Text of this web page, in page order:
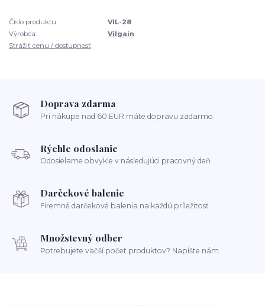
Číslo produktu:
VIL-28
Výrobca:
Vilgain
Strážiť cenu / dostupnosť
Doprava zdarma
Pri nákupe nad 60 EUR máte dopravu zadarmo
Rýchle odoslanie
Odosielame obvykle v následujúci pracovný deň
Darčekové balenie
Firemné darčekové balenia na každú príležitosť
Množstevný odber
Potrebujete väčší počet produktov? Napíšte nám